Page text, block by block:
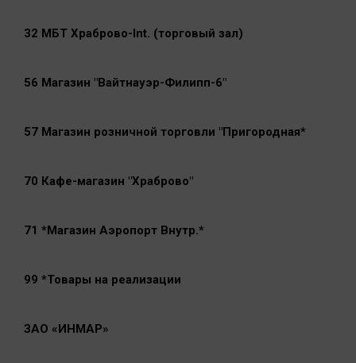
32 МБТ Храброво-Int. (торговый зал)
56 Магазин "Вайтнауэр-Филипп-6"
57 Магазин розничной торговли "Пригородная*
70 Кафе-магазин "Храброво"
71 *Магазин Аэропорт Внутр.*
99 *Товары на реализации
ЗАО «ИНМАР»